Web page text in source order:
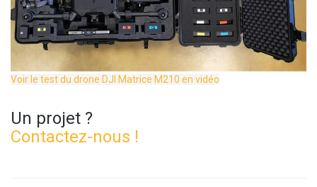
Voir le test du drone DJI Matrice M210 en vidéo
Un projet ?
Contactez-nous !